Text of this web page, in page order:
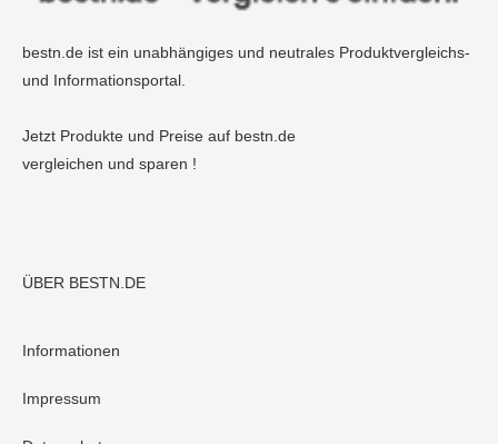
bestn.de ist ein unabhängiges und neutrales Produktvergleichs-
und Informationsportal.
Jetzt Produkte und Preise auf bestn.de
vergleichen und sparen !
ÜBER BESTN.DE
Informationen
Impressum